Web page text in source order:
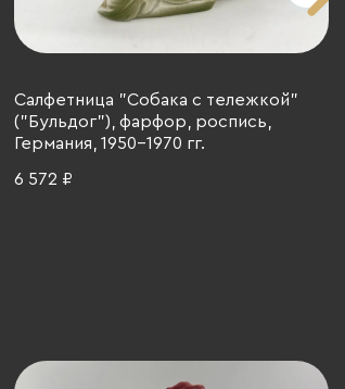
Салфетница "Собака с тележкой"
("Бульдог"), фарфор, роспись,
Германия, 1950-1970 гг.
6 572 ₽